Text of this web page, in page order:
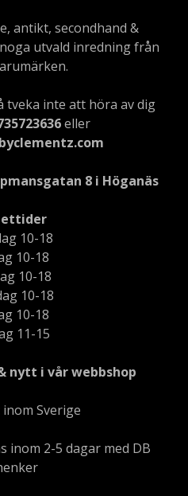
antikt, secondhand &
utvald inredning från
tveka inte att höra av dig
eller
8 i Höganäs
10-18
10-18
10-18
10-18
10-18
11-15
nytt i vår webbshop
Sverige
inom 2-5 dagar med DB